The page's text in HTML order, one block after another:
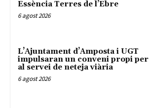
Essència Terres de l’Ebre
6 agost 2026
L’Ajuntament d’Amposta i UGT
impulsaran un conveni propi per
al servei de neteja viària
6 agost 2026